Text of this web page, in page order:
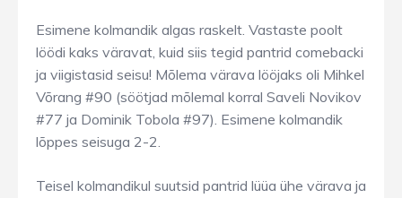
Esimene kolmandik algas raskelt. Vastaste poolt
löödi kaks väravat, kuid siis tegid pantrid comebacki
ja viigistasid seisu! Mõlema värava lööjaks oli Mihkel
Võrang #90 (söötjad mõlemal korral Saveli Novikov
#77 ja Dominik Tobola #97). Esimene kolmandik
lõppes seisuga 2-2.
Teisel kolmandikul suutsid pantrid lüüa ühe värava ja